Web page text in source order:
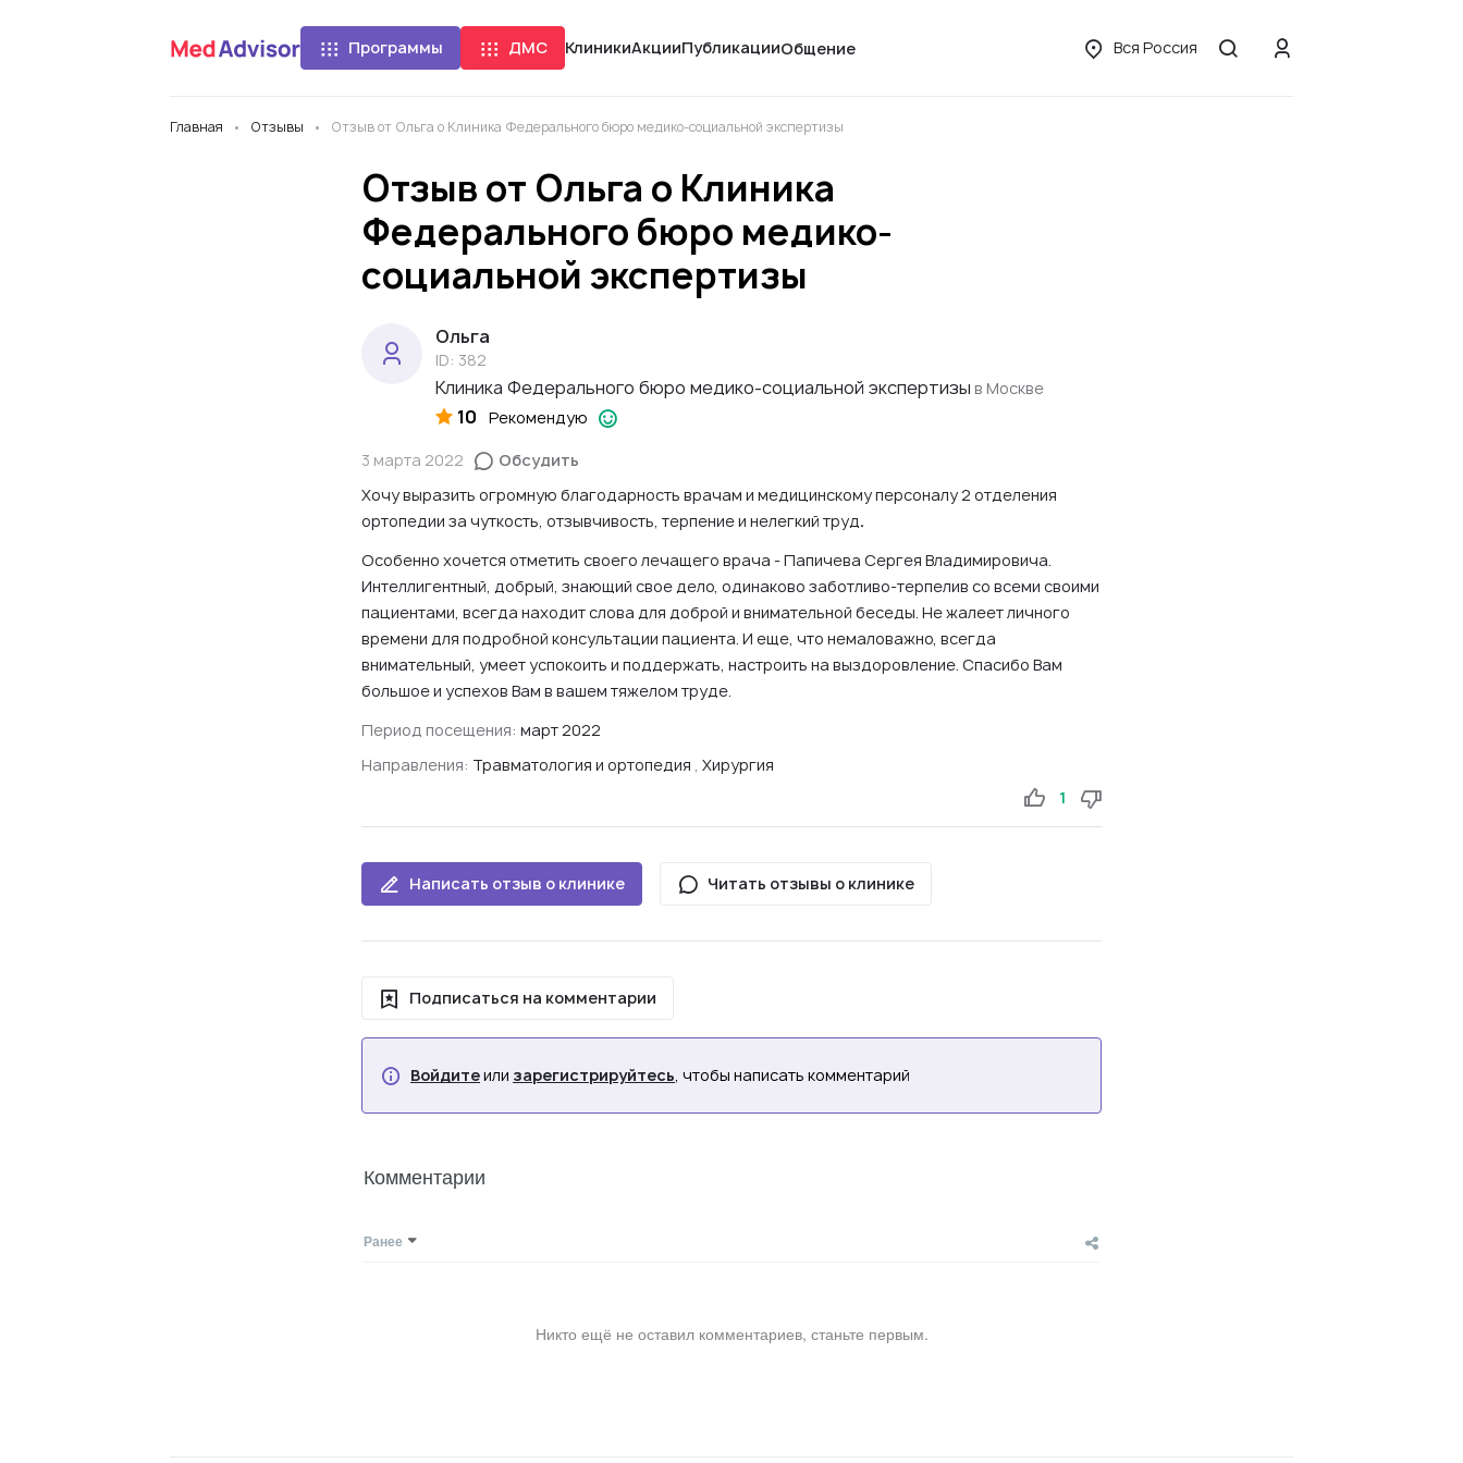
Программы ДМС КлиникиАкцииПубликацииОбщение Вся Россия
Главная Отзывы Отзыв от Ольга о Клиника Федерального бюро медико-социальной экспертизы
Отзыв от Ольга о Клиника
Федерального бюро медико-
социальной экспертизы
Ольга
ID: 382
Клиника Федерального бюро медико-социальной экспертизы в Москве
10 Рекомендую
3 марта 2022
Обсудить
Хочу выразить огромную благодарность врачам и медицинскому персоналу 2 отделения
ортопедии за чуткость, отзывчивость, терпение и нелегкий труд.
Особенно хочется отметить своего лечащего врача - Папичева Сергея Владимировича.
Интеллигентный, добрый, знающий свое дело, одинаково заботливо-терпелив со всеми своими
пациентами, всегда находит слова для доброй и внимательной беседы. Не жалеет личного
времени для подробной консультации пациента. И еще, что немаловажно, всегда
внимательный, умеет успокоить и поддержать, настроить на выздоровление. Спасибо Вам
большое и успехов Вам в вашем тяжелом труде.
Период посещения: март 2022
Направления: Травматология и ортопедия , Хирургия
1
Написать отзыв о клинике Читать отзывы о клинике
Подписаться на комментарии
Войдитеили зарегистрируйтесь, чтобы написать комментарий
Комментарии
Ранее
Никто ещё не оставил комментариев, станьте первым.